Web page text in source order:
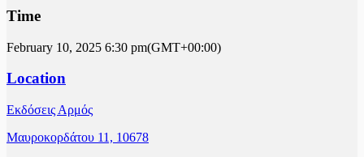
Time
February 10, 2025 6:30 pm(GMT+00:00)
Location
Εκδόσεις Αρμός
Μαυροκορδάτου 11, 10678